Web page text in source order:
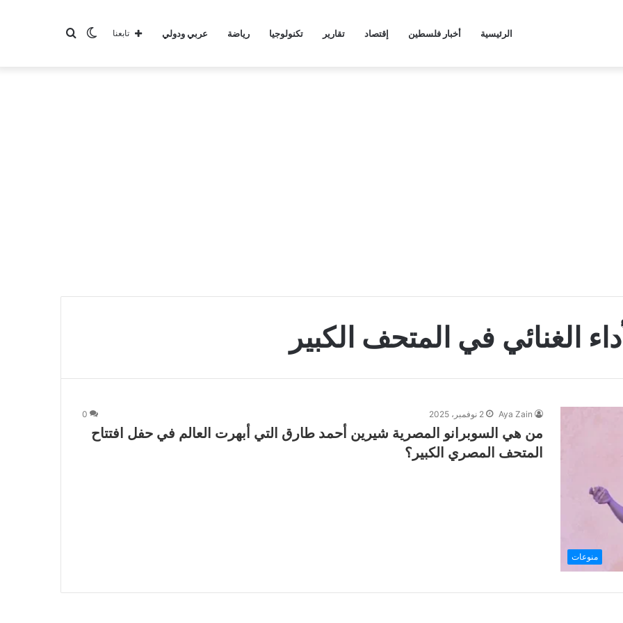
الرئيسية أخبار فلسطين إقتصاد تقارير تكنولوجيا رياضة عربي ودولي بحثالوضع تابعنا
الغنائي في المتحف الكبير
منوعات
Aya Zain 2 نوفمبر، 2025 0
من هي السوبرانو المصرية شيرين أحمد طارق التي أبهرت العالم في حفل افتتاح
المتحف المصري الكبير؟